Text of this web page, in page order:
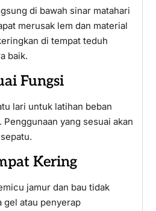
di bawah sinar matahari
merusak lem dan material
di tempat teduh
baik.
Fungsi
lari untuk latihan beban
yang sesuai akan
Kering
jamur dan bau tidak
gel atau penyerap